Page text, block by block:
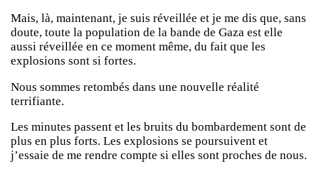
Mais, là, maintenant, je suis réveillée et je me dis que, sans
doute, toute la population de la bande de Gaza est elle
aussi réveillée en ce moment même, du fait que les
explosions sont si fortes.
Nous sommes retombés dans une nouvelle réalité
terrifiante.
Les minutes passent et les bruits du bombardement sont de
plus en plus forts. Les explosions se poursuivent et
j’essaie de me rendre compte si elles sont proches de nous.